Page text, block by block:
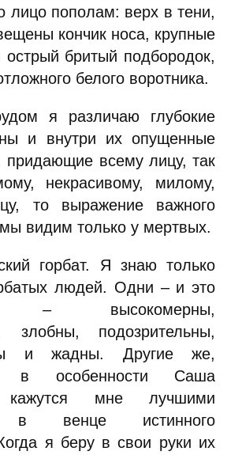
лицо пополам: верх в тени,
кончик носа, крупные
бритый подбородок,
белого воротника.
я различаю глубокие
и внутри их опущенные
придающие всему лицу, так
некрасивому, милому,
то выражение важного
видим только у мертвых.
горбат. Я знаю только
людей. Одни – и это
– высокомерны,
злобны, подозрительны,
и жадны. Другие же,
в особенности Саша
кажутся мне лучшими
в венце истинного
я беру в свои руки их